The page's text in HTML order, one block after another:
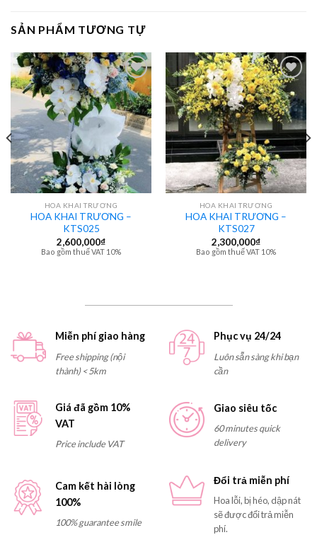
SẢN PHẨM TƯƠNG TỰ
HOA KHAI TRƯƠNG
HOA KHAI TRƯƠNG –
KTS025
2,600,000₫
Bao gồm thuế VAT 10%
HOA KHAI TRƯƠNG
HOA KHAI TRƯƠNG –
KTS027
2,300,000₫
Bao gồm thuế VAT 10%
Miễn phí giao hàng
Free shipping (nội
thành) < 5km
Phục vụ 24/24
Luôn sẵn sàng khi bạn
cần
Giá đã gồm 10%
VAT
Price include VAT
Giao siêu tốc
60 minutes quick
delivery
Cam kết hài lòng
100%
100% guarantee smile
Đổi trả miễn phí
Hoa lỗi, bị héo, dập nát
sẽ được đổi trả miễn
phí.